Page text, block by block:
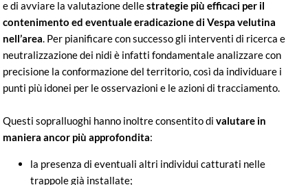
e di avviare la valutazione dellestrategie più efficaci per il
contenimento ed eventuale eradicazione di Vespa velutina
nell’area. Per pianificare con successo gli interventi di ricerca e
neutralizzazione dei nidi è infatti fondamentale analizzare con
precisione la conformazione del territorio, così da individuare i
punti più idonei per le osservazioni e le azioni di tracciamento.
Questi sopralluoghi hanno inoltre consentito divalutare in
maniera ancor più approfondita:
la presenza di eventuali altri individui catturati nelle
trappole già installate;